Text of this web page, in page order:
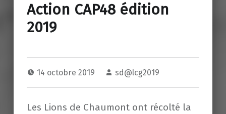
Action CAP48 édition
2019
14 octobre 2019 sd@lcg2019
Les Lions de Chaumont ont récolté la